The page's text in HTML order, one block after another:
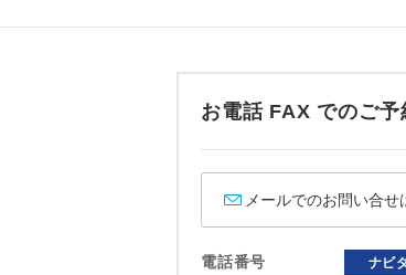
お電話 FAX でのご予
メールでのお問い合せ
電話番号 ナビ